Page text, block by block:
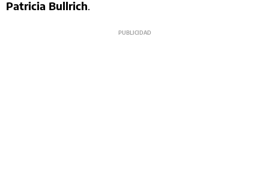
Patricia Bullrich.